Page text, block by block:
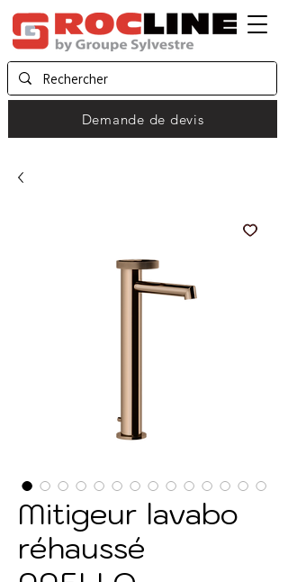
Demande de devis
Mitigeur lavabo
réhaussé